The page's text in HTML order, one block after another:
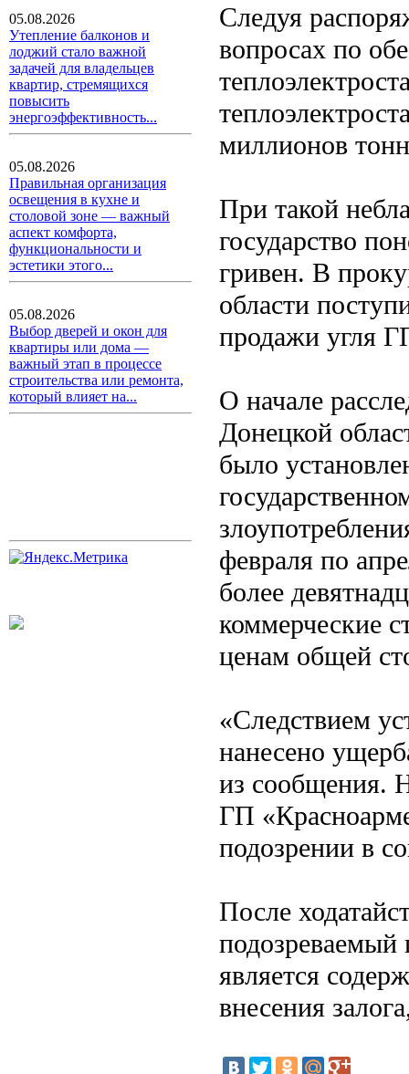
05.08.2026
Утепление балконов и
лоджий стало важной
задачей для владельцев
квартир, стремящихся
повысить
энергоэффективность...
05.08.2026
Правильная организация
освещения в кухне и
столовой зоне — важный
аспект комфорта,
функциональности и
эстетики этого...
05.08.2026
Выбор дверей и окон для
квартиры или дома —
важный этап в процессе
строительства или ремонта,
который влияет на...
Следуя
вопросах по
миллионов тонн
При такой
государство
гривен. В
области
продажи угля
О начале
Донецкой
было
февраля по
более
коммерческие
ценам общей
«Следствием
нанесено
из сообщения.
ГП
подозрении в
После
подозреваемый
является
внесения